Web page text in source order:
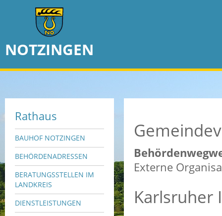
NOTZINGEN
Rathaus
BAUHOF NOTZINGEN
BEHÖRDENADRESSEN
BERATUNGSSTELLEN IM
LANDKREIS
DIENSTLEISTUNGEN
Externe
Karlsruher